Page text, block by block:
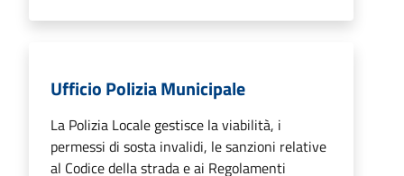
Ufficio Polizia Municipale
La Polizia Locale gestisce la viabilità, i
permessi di sosta invalidi, le sanzioni relative
al Codice della strada e ai Regolamenti